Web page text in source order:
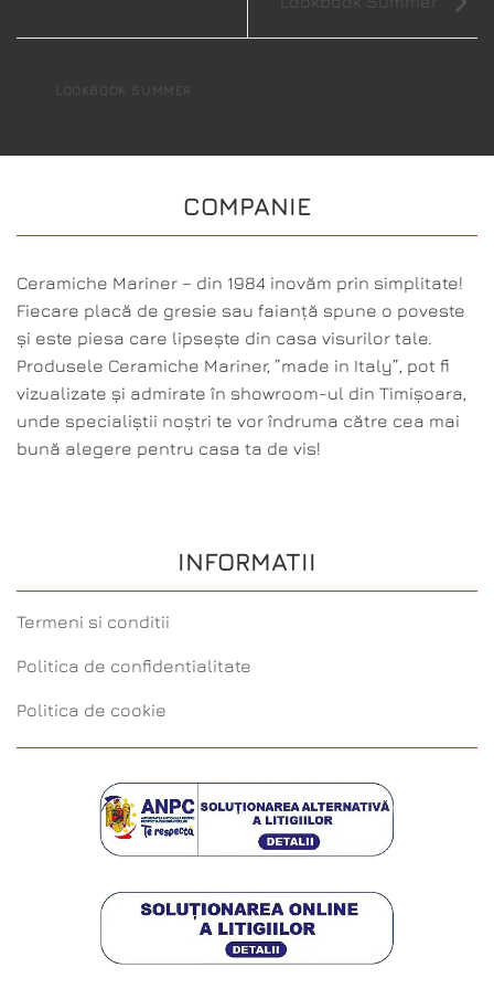
LOOKBOOK SUMMER
COMPANIE
Ceramiche Mariner – din 1984 inovăm prin simplitate!
Fiecare placă de gresie sau faianță spune o poveste
și este piesa care lipsește din casa visurilor tale.
Produsele Ceramiche Mariner, ”made in Italy”, pot fi
vizualizate și admirate în showroom-ul din Timișoara,
unde specialiștii noștri te vor îndruma către cea mai
bună alegere pentru casa ta de vis!
INFORMATII
Termeni si conditii
Politica de confidentialitate
Politica de cookie